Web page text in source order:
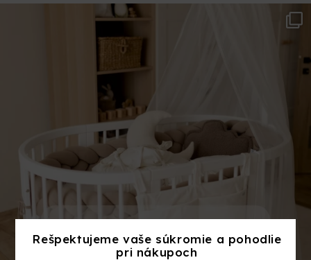
Rešpektujeme vaše súkromie a pohodlie
pri nákupoch